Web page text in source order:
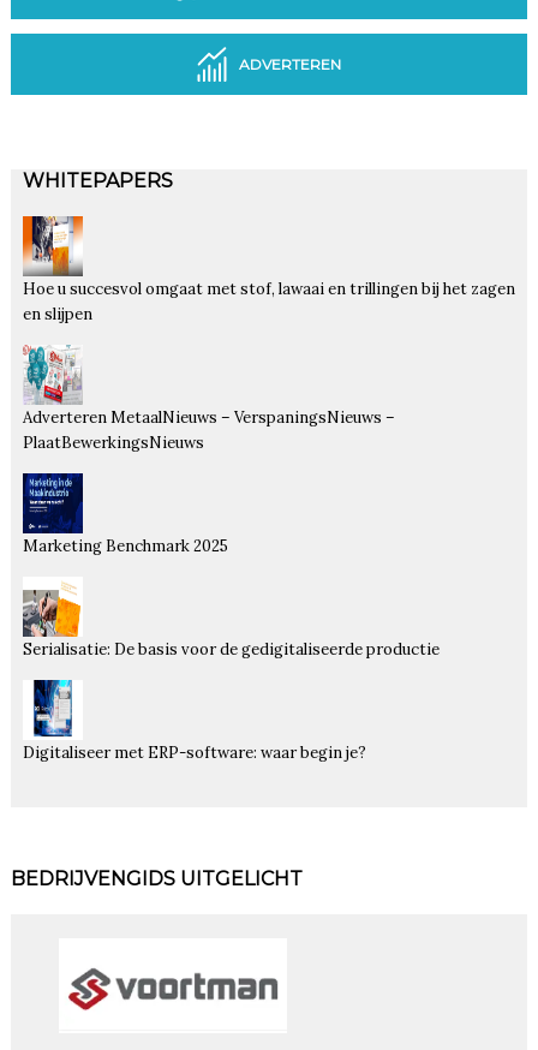
ADVERTEREN
WHITEPAPERS
Hoe u succesvol omgaat met stof, lawaai en trillingen bij het zagen
en slijpen
Adverteren MetaalNieuws – VerspaningsNieuws –
PlaatBewerkingsNieuws
Marketing Benchmark 2025
Serialisatie: De basis voor de gedigitaliseerde productie
Digitaliseer met ERP-software: waar begin je?
BEDRIJVENGIDS UITGELICHT